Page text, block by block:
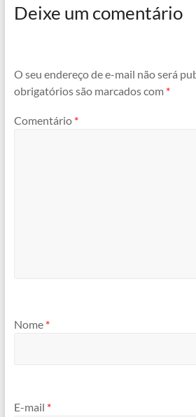
Deixe um comentário
O seu endereço de e-mail não será
obrigatórios são marcados com *
Comentário *
Nome *
E-mail *